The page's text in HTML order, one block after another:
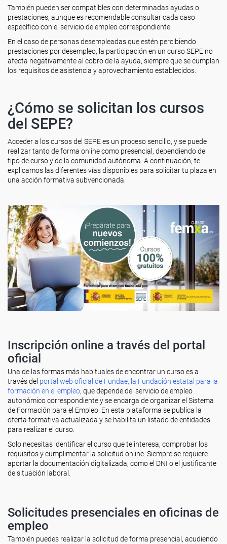
También pueden ser compatibles con determinadas ayudas o
prestaciones, aunque es recomendable consultar cada caso
específico con el servicio de empleo correspondiente.
En el caso de personas desempleadas que estén percibiendo
prestaciones por desempleo, la participación en un curso SEPE no
afecta negativamente al cobro de la ayuda, siempre que se cumplan
los requisitos de asistencia y aprovechamiento establecidos.
¿Cómo se solicitan los cursos
del SEPE?
Acceder a los cursos del SEPE es un proceso sencillo, y se puede
realizar tanto de forma online como presencial, dependiendo del
tipo de curso y de la comunidad autónoma. A continuación, te
explicamos las diferentes vías disponibles para solicitar tu plaza en
una acción formativa subvencionada.
Inscripción online a través del portal
oficial
Una de las formas más habituales de encontrar un curso es a
través del portal web oficial de Fundae, la Fundación estatal para la
formación en el empleo, que depende del servicio de empleo
autonómico correspondiente y se encarga de organizar el Sistema
de Formación para el Empleo. En esta plataforma se publica la
oferta formativa actualizada y se habilita un listado de entidades
para realizar el curso.
Solo necesitas identificar el curso que te interesa, comprobar los
requisitos y cumplimentar la solicitud online. Siempre se requiere
aportar la documentación digitalizada, como el DNI o el justificante
de situación laboral.
Solicitudes presenciales en oficinas de
empleo
También puedes realizar la solicitud de forma presencial, acudiendo